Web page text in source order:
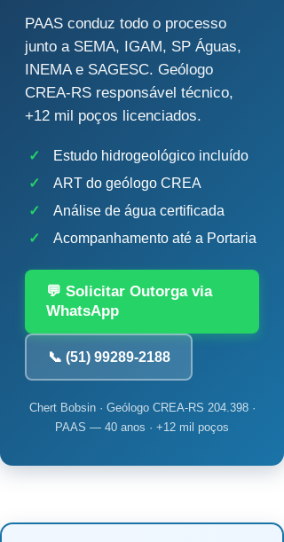
PAAS conduz todo o processo
junto a SEMA, IGAM, SP Águas,
INEMA e SAGESC. Geólogo
CREA-RS responsável técnico,
+12 mil poços licenciados.
✓
Estudo hidrogeológico incluído
✓
ART do geólogo CREA
✓
Análise de água certificada
✓
Acompanhamento até a Portaria
💬 Solicitar Outorga via
WhatsApp
📞 (51) 99289-2188
Chert Bobsin · Geólogo CREA-RS 204.398 ·
PAAS — 40 anos · +12 mil poços